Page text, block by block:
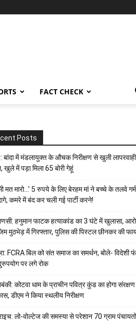
FACT CHECK
Posts
बांदा में मंडलायुक्त के औचक निरीक्षण से खुली
खुले में पड़ा मिला 65 बोरी गेहूं
मत मारो…’ 5 रुपये के लिए बेरहम मां ने बच्चे के तलवे
कमरे में बंद कर चली गई पार्टी करने!
हनुमान फाटक हत्याकांड का 3 घंटे में खुलासा,
मुठभेड़ में गिरफ्तार, पुलिस की पिस्टल छीनकर की
FCRA बिल को संत समाज का समर्थन, बोले- विदेशी
पर लगे रोक
कोटवा धाम के प्राचीन पवित्र कुंड का होगा
डीएम ने किया स्थलीय निरीक्षण
लो-वोल्टेज की समस्या से परेशान 70 ग्राम